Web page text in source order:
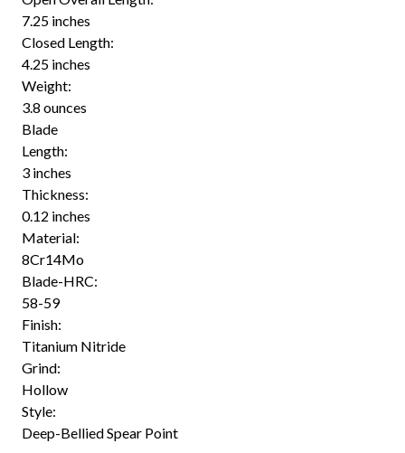
7.25 inches
Closed Length:
4.25 inches
Weight:
3.8 ounces
Blade
Length:
3 inches
Thickness:
0.12 inches
Material:
8Cr14Mo
Blade-HRC:
58-59
Finish:
Titanium Nitride
Grind:
Hollow
Style:
Deep-Bellied Spear Point